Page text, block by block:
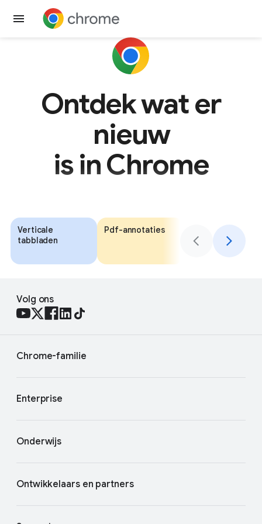
Google Chrome downloaden
Ontdek wat er
nieuw
is in Chrome
Verticale
tabbladen
Pdf-annotaties
invullen met
Volg ons
Chrome-familie
Enterprise
Onderwijs
Ontwikkelaars en partners